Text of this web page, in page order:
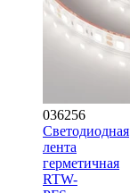
036256
Светодиодная
лента
герметичная
RTW-